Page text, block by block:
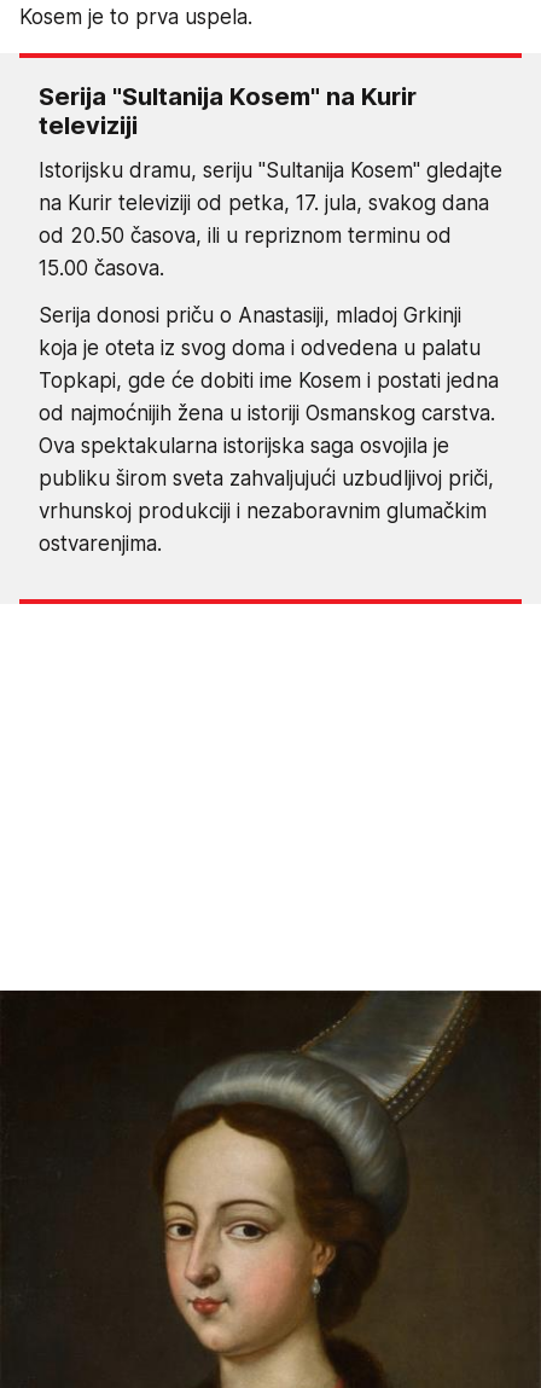
Kosem je to prva uspela.
Serija "Sultanija Kosem" na Kurir
televiziji
Istorijsku dramu, seriju "Sultanija Kosem" gledajte
na Kurir televiziji od petka, 17. jula, svakog dana
od 20.50 časova, ili u repriznom terminu od
15.00 časova.
Serija donosi priču o Anastasiji, mladoj Grkinji
koja je oteta iz svog doma i odvedena u palatu
Topkapi, gde će dobiti ime Kosem i postati jedna
od najmoćnijih žena u istoriji Osmanskog carstva.
Ova spektakularna istorijska saga osvojila je
publiku širom sveta zahvaljujući uzbudljivoj priči,
vrhunskoj produkciji i nezaboravnim glumačkim
ostvarenjima.